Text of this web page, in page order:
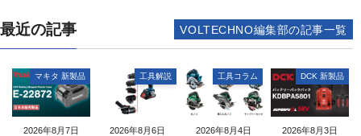
最近の記事
2026年8月7日
マキタ 新製品
2026年8月6日
工具解説
2026年8月4日
工具コラム
2026年8月3日
DCK 新製品
VOLTECHNO編集部の記事一覧